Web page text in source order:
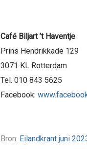
Café Biljart ’t Haventje
Prins Hendrikkade 129
3071 KL Rotterdam
Tel. 010 843 5625
Facebook:
Bron: Eilandkrant juni